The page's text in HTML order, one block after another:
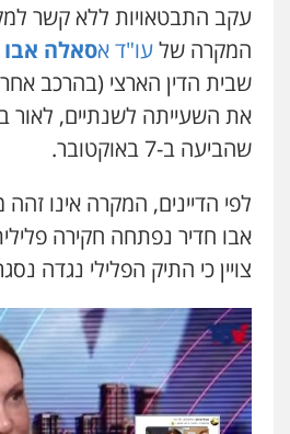
עקב התבטאויות ללא קשר
המקרה שלעו"ד אסאלה אבו
שבית הדין הארצי (בהרכב
את השעייתה לשנתיים, לאור
שהביעה ב-7 באוקטובר.
לפי הדיינים, המקרה אינו
אבו חדיר נפתחה חקירה
צויין כי התיק הפלילי נגדה